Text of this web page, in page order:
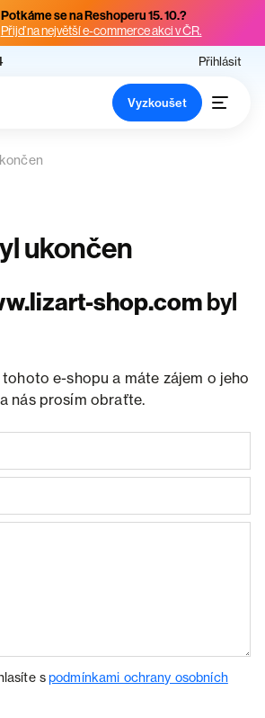
Potkáme se na Reshoperu 15. 10.?
Přijď na největší e-commerce akci v ČR.
Přihlásit
Vyzkoušet
ukončen
shop.combyl
e-shopu a máte zájem o jeho
nás prosím obraťte.
spodmínkami ochrany osobních